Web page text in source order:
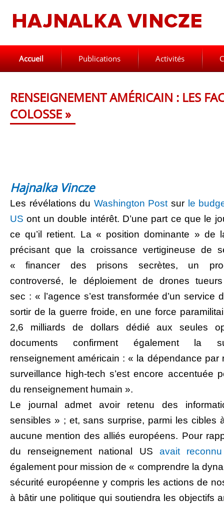
Accueil Publications Activités
RENSEIGNEMENT AMÉRICAIN : LES
COLOSSE »
Hajnalka Vincze
Les révélations du Washington Post sur le
US ont un double intérêt. D’une part ce que le
ce qu’il retient. La « position dominante » de
précisant que la croissance vertigineuse de
« financer des prisons secrètes, un
controversé, le déploiement de drones
sec : « l’agence s’est transformée d’un service
sortir de la guerre froide, en une force
2,6 milliards de dollars dédié aux seules
documents confirment également la
renseignement américain : « la dépendance par
surveillance high-tech s’est encore accentuée
du renseignement humain ».
Le journal admet avoir retenu des
sensibles » ; et, sans surprise, parmi les cibles
aucune mention des alliés européens. Pour
du renseignement national US avait reconnu
également pour mission de « comprendre la
sécurité européenne y compris les actions de
à bâtir une politique qui soutiendra les objectifs